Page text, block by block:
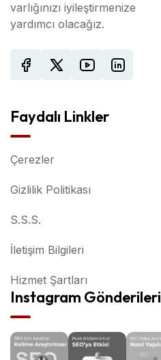
varlığınızı iyileştirmenize
yardımcı olacağız.
Faydalı Linkler
Çerezler
Gizlilik Politikası
S.S.S.
İletişim Bilgileri
Hizmet Şartları
Instagram Gönderileri